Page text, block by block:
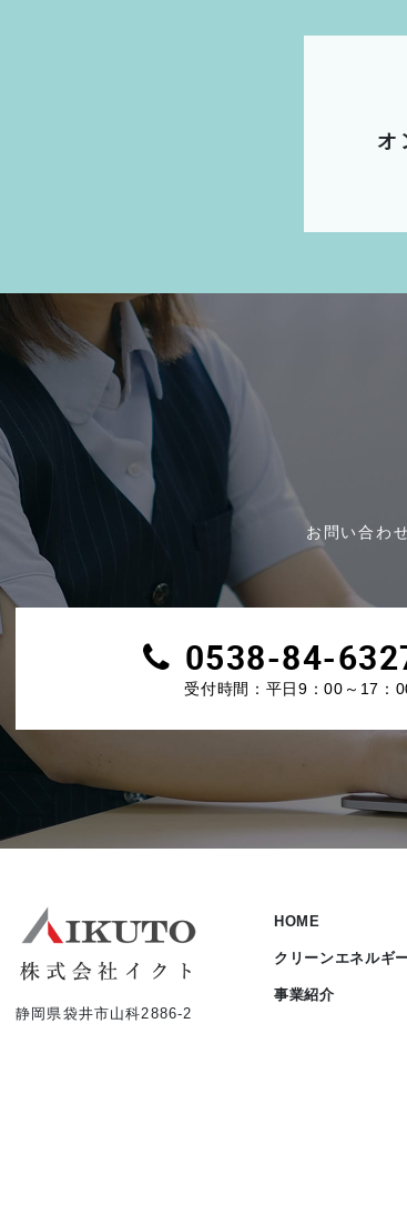
オ
お問い合わ
0538-84-
受付時間：平日9：00～17：
静岡県袋井市山科2886-2
HOME
クリーンエネルギ
事業紹介